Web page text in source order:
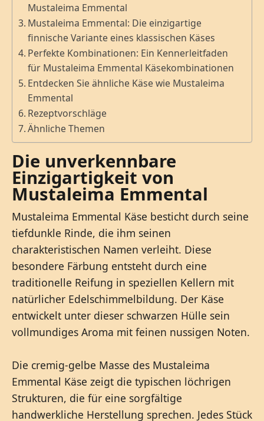
Mustaleima Emmental
Mustaleima Emmental: Die einzigartige
finnische Variante eines klassischen Käses
Perfekte Kombinationen: Ein Kennerleitfaden
für Mustaleima Emmental Käsekombinationen
Entdecken Sie ähnliche Käse wie Mustaleima
Emmental
Rezeptvorschläge
Ähnliche Themen
Die unverkennbare
Einzigartigkeit von
Mustaleima Emmental
Mustaleima Emmental Käse besticht durch seine
tiefdunkle Rinde, die ihm seinen
charakteristischen Namen verleiht. Diese
besondere Färbung entsteht durch eine
traditionelle Reifung in speziellen Kellern mit
natürlicher Edelschimmelbildung. Der Käse
entwickelt unter dieser schwarzen Hülle sein
vollmundiges Aroma mit feinen nussigen Noten.
Die cremig-gelbe Masse des Mustaleima
Emmental Käse zeigt die typischen löchrigen
Strukturen, die für eine sorgfältige
handwerkliche Herstellung sprechen. Jedes Stück